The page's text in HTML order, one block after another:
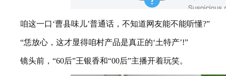
咱这一口‘曹县味儿’普通话，不知道网友能不能听懂?”
“恁放心，这才显得咱村产品是真正的‘土特产’!”
镜头前，“60后”王银香和“00后”主播开着玩笑。